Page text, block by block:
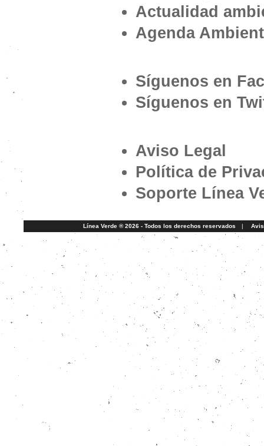
Actualidad
Agenda
Síguenos en
Síguenos en
Aviso Legal
Política de
Soporte Línea
Línea Verde ® 2026 - Todos los derechos reservados |